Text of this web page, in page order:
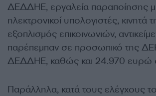
ΔΕΔΔΗΕ, εργαλεία παραποίησης
ηλεκτρονικοί υπολογιστές, κινητά
εξοπλισμός επικοινωνιών,
παρέπεμπαν σε προσωπικό της
ΔΕΔΔΗΕ, καθώς και 24.970 ευρώ
Παράλληλα, κατά τους ελέγχους